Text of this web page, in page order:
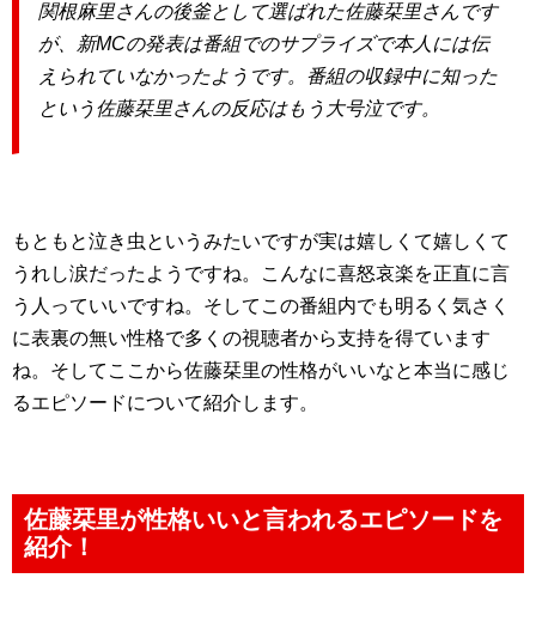
関根麻里さんの後釜として選ばれた佐藤栞里さんです
が、新MCの発表は番組でのサプライズで本人には伝
えられていなかったようです。番組の収録中に知った
という佐藤栞里さんの反応はもう大号泣です。
もともと泣き虫というみたいですが実は嬉しくて嬉しくて
うれし涙だったようですね。こんなに喜怒哀楽を正直に言
う人っていいですね。そしてこの番組内でも明るく気さく
に表裏の無い性格で多くの視聴者から支持を得ています
ね。そしてここから佐藤栞里の性格がいいなと本当に感じ
るエピソードについて紹介します。
佐藤栞里が性格いいと言われるエピソードを
紹介！